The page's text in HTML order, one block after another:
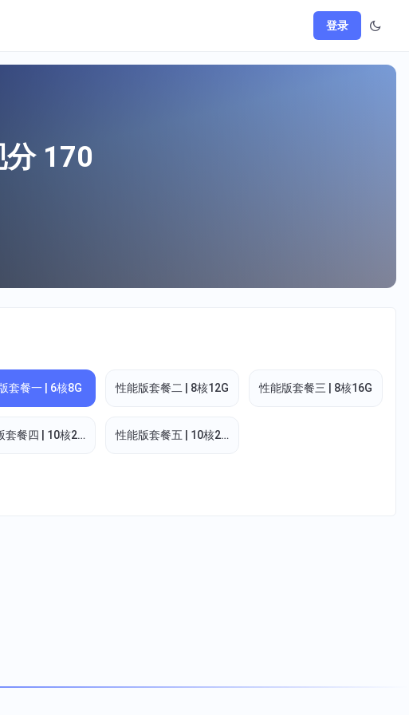
登录
170
套餐一 | 6核8G 性能版套餐二 | 8核12G 性能版套餐三 | 8核16G
套餐四 | 10核20G 性能版套餐五 | 10核24G